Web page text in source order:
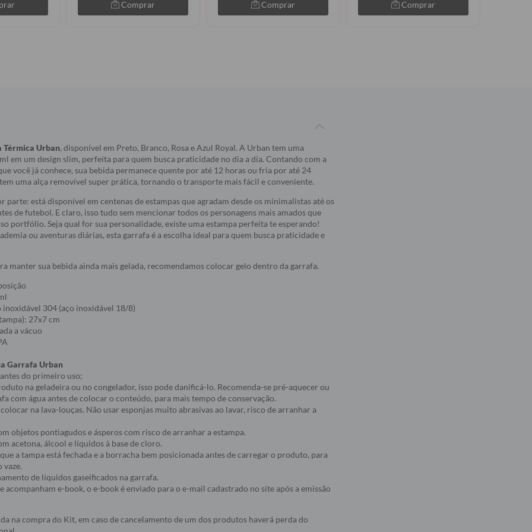
Comprar Comprar Comprar
Térmica Urban, disponível em Preto, Branco, Rosa e Azul Royal. A Urban tem uma
em um design slim, perfeita para quem busca praticidade no dia a dia. Contando com a
você já conhece, sua bebida permanece quente por até 12 horas ou fria por até 24
uma alça removível super prática, tornando o transporte mais fácil e conveniente.
parte: está disponível em centenas de estampas que agradam desde os minimalistas até os
de futebol. E claro, isso tudo sem mencionar todos os personagens mais amados que
portfólio. Seja qual for sua personalidade, existe uma estampa perfeita te esperando!
ou aventuras diárias, esta garrafa é a escolha ideal para quem busca praticidade e
manter sua bebida ainda mais gelada, recomendamos colocar gelo dentro da garrafa.
inoxidável 304 (aço inoxidável 18/8)
27x7 cm
a vácuo
Garrafa Urban
do primeiro uso;
na geladeira ou no congelador, isso pode danificá-lo. Recomenda-se pré-aquecer ou
com água antes de colocar o conteúdo, para mais tempo de conservação.
colocar na lava-louças. Não usar esponjas muito abrasivas ao lavar, risco de arranhar a
objetos pontiagudos e ásperos com risco de arranhar a estampa.
acetona, álcool e líquidos à base de cloro.
a tampa está fechada e a borracha bem posicionada antes de carregar o produto, para
de líquidos gaseificados na garrafa.
acompanham e-book, o e-book é enviado para o e-mail cadastrado no site após a emissão
na compra do Kit, em caso de cancelamento de um dos produtos haverá perda do